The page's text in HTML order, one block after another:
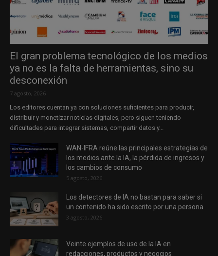
El gran problema tecnológico de los medios
ya no es la falta de herramientas, sino su
desconexión
7 agosto, 2026
Los editores cuentan ya con soluciones suficientes para producir,
distribuir y monetizar noticias digitales, pero siguen teniendo
dificultades para integrar sistemas, compartir datos y...
WAN-IFRA reúne las principales estrategias de
los medios ante la IA, la pérdida de ingresos y
los cambios de consumo
5 agosto, 2026
Los detectores de IA no bastan para saber si
un contenido ha sido escrito por una persona
3 agosto, 2026
Veinte ejemplos de uso de la IA en
redacciones, productos y negocios